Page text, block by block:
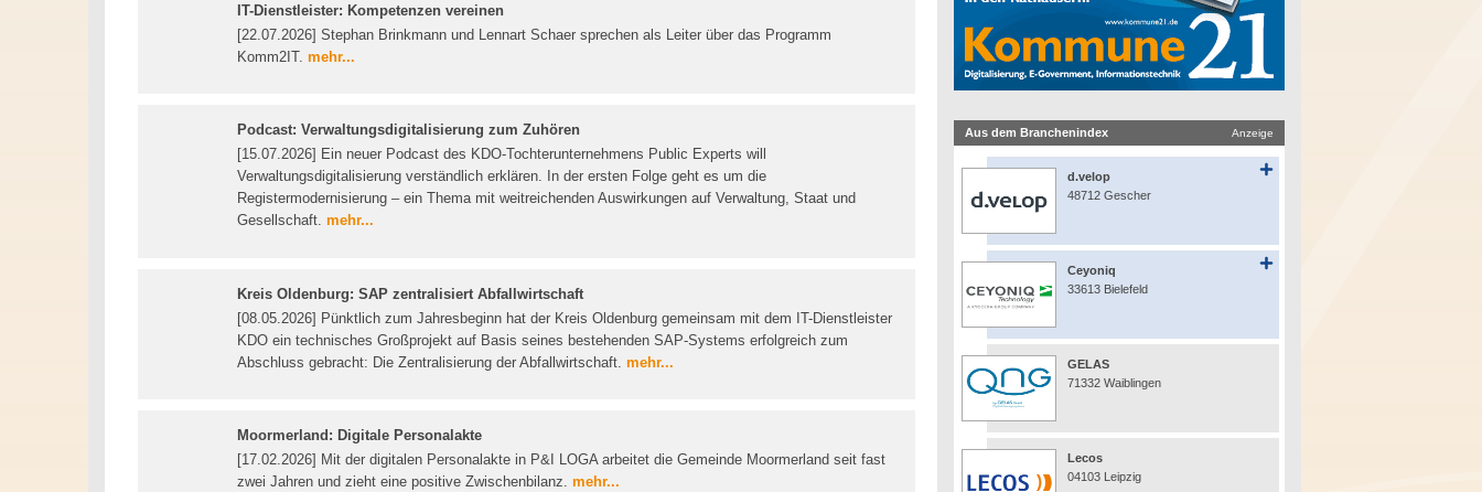
IT-Dienstleister: Kompetenzen vereinen
[22.07.2026] Stephan Brinkmann und Lennart Schaer sprechen als Leiter über das Programm
Komm2IT. mehr...
Podcast: Verwaltungsdigitalisierung zum Zuhören
[15.07.2026] Ein neuer Podcast des KDO-Tochterunternehmens Public Experts will
Verwaltungsdigitalisierung verständlich erklären. In der ersten Folge geht es um die
Registermodernisierung – ein Thema mit weitreichenden Auswirkungen auf Verwaltung, Staat und
Gesellschaft. mehr...
Kreis Oldenburg: SAP zentralisiert Abfallwirtschaft
[08.05.2026] Pünktlich zum Jahresbeginn hat der Kreis Oldenburg gemeinsam mit dem IT-Dienstleister
KDO ein technisches Großprojekt auf Basis seines bestehenden SAP-Systems erfolgreich zum
Abschluss gebracht: Die Zentralisierung der Abfallwirtschaft. mehr...
Moormerland: Digitale Personalakte
[17.02.2026] Mit der digitalen Personalakte in P&I LOGA arbeitet die Gemeinde Moormerland seit fast
zwei Jahren und zieht eine positive Zwischenbilanz. mehr...
Aus dem Branchenindex Anzeige
d.velop
48712 Gescher
Ceyoniq
33613 Bielefeld
GELAS
71332 Waiblingen
Lecos
04103 Leipzig